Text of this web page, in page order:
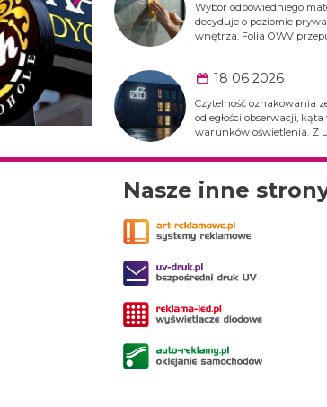
Duże litery blokowe
Wybór odpowiedniego
decyduje o poziomie
wnętrza. Folia OWV
18 06 2026
Czytelność oznakowania
odległości obserwacji,
warunków oświetlenia. Z
Nasze inne